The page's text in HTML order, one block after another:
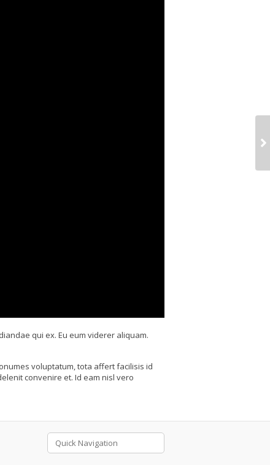
qui ex. Eu eum viderer aliquam.
voluptatum, tota affert facilisis id
convenire et. Id eam nisl vero